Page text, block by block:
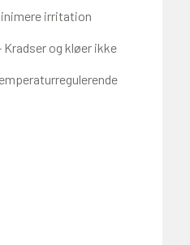
irritation
og kløer ikke